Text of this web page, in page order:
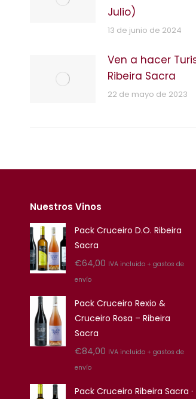
Julio)
13 de junio de 2024
Ven a hacer
Ribeira Sacra
22 de mayo de 2023
Nuestros Vinos
Pack Cruceiro D.O. Ribeira
Sacra
€64,00 IVA incluido + gastos de
envío
Pack Cruceiro Rexio &
Cruceiro Rosa – Ribeira
Sacra
€84,00 IVA incluido + gastos de
envío
Pack Cruceiro Ribeira Sacra ·